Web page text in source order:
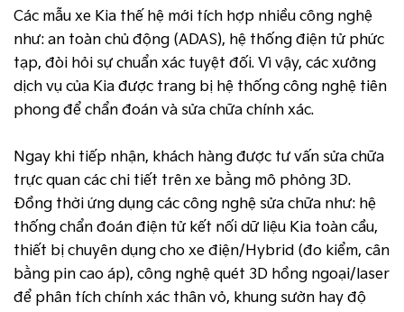
Các mẫu xe Kia thế hệ mới tích hợp nhiều công nghệ
như: an toàn chủ động (ADAS), hệ thống điện tử phức
tạp, đòi hỏi sự chuẩn xác tuyệt đối. Vì vậy, các xưởng
dịch vụ của Kia được trang bị hệ thống công nghệ tiên
phong để chẩn đoán và sửa chữa chính xác.
Ngay khi tiếp nhận, khách hàng được tư vấn sửa chữa
trực quan các chi tiết trên xe bằng mô phỏng 3D.
Đồng thời ứng dụng các công nghệ sửa chữa như: hệ
thống chẩn đoán điện tử kết nối dữ liệu Kia toàn cầu,
thiết bị chuyên dụng cho xe điện/Hybrid (đo kiểm, cân
bằng pin cao áp), công nghệ quét 3D hồng ngoại/laser
để phân tích chính xác thân vỏ, khung sườn hay độ